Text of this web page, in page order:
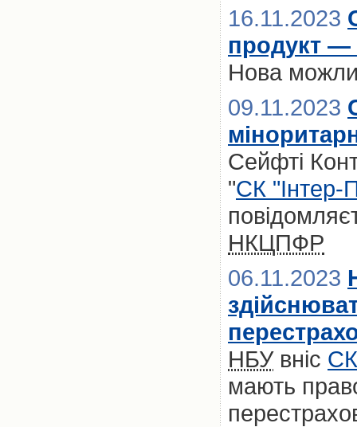
16.11.2023
продукт
Нова
09.11.2023
Сейфті
"СК "Інтер-
НКЦПФР
06.11.2023
НБУвніс
мають